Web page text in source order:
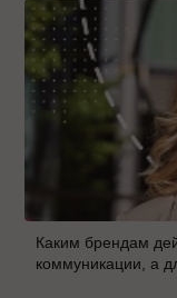
Каким брендам
коммуникации, а